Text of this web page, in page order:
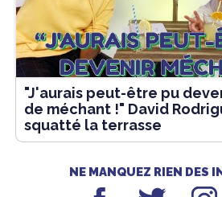
"J'aurais peut-être pu
de méchant !" David
squatté la terrasse
NE MANQUEZ RIEN DES